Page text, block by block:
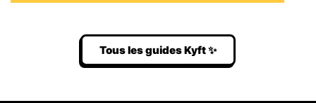
Tous les guides Kyft ✨